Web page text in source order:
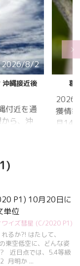
2026/8/2
縄接近後
付近を通
ら、沖
中
南鳥島
は、今
を西進
なる見込
葛
2026
獲情
月14
た。
いる
まし
たコ
リー
P1) 10月20日に
単位
ワイズ彗星 (C/2020 P1)
るか?! はたして、
空低空に、どんな姿
近日点では、5.4等級
月明か ...